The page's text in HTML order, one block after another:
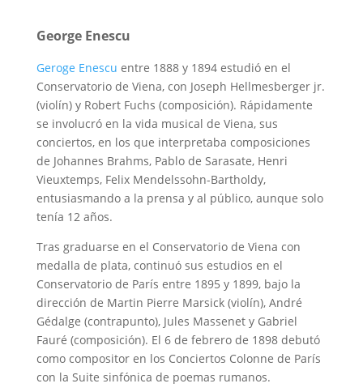
George Enescu
Geroge Enescu entre 1888 y 1894 estudió en el
Conservatorio de Viena, con Joseph Hellmesberger jr.
(violín) y Robert Fuchs (composición). Rápidamente
se involucró en la vida musical de Viena, sus
conciertos, en los que interpretaba composiciones
de Johannes Brahms, Pablo de Sarasate, Henri
Vieuxtemps, Felix Mendelssohn-Bartholdy,
entusiasmando a la prensa y al público, aunque solo
tenía 12 años.
Tras graduarse en el Conservatorio de Viena con
medalla de plata, continuó sus estudios en el
Conservatorio de París entre 1895 y 1899, bajo la
dirección de Martin Pierre Marsick (violín), André
Gédalge (contrapunto), Jules Massenet y Gabriel
Fauré (composición). El 6 de febrero de 1898 debutó
como compositor en los Conciertos Colonne de París
con la Suite sinfónica de poemas rumanos.